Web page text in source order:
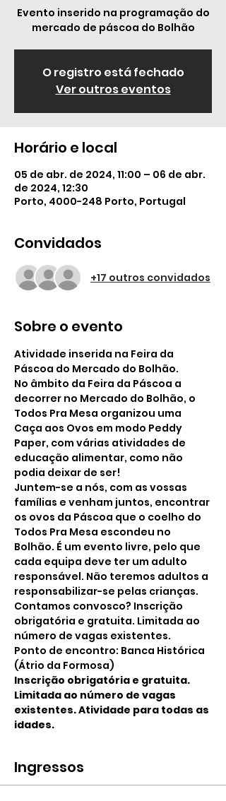
Evento inserido na programação do
mercado de páscoa do Bolhão
O registro está fechado
Ver outros eventos
Horário e local
05 de abr. de 2024, 11:00 – 06 de abr.
de 2024, 12:30
Porto, 4000-248 Porto, Portugal
Convidados
+17 outros convidados
Sobre o evento
Atividade inserida na Feira da
Páscoa do Mercado do Bolhão.
No âmbito da Feira da Páscoa a
decorrer no Mercado do Bolhão, o
Todos Pra Mesa organizou uma
Caça aos Ovos em modo Peddy
Paper, com várias atividades de
educação alimentar, como não
podia deixar de ser!
Juntem-se a nós, com as vossas
famílias e venham juntos, encontrar
os ovos da Páscoa que o coelho do
Todos Pra Mesa escondeu no
Bolhão. É um evento livre, pelo que
cada equipa deve ter um adulto
responsável. Não teremos adultos a
responsabilizar-se pelas crianças.
Contamos convosco? Inscrição
obrigatória e gratuita. Limitada ao
número de vagas existentes.
Ponto de encontro: Banca Histórica
(Átrio da Formosa)
Inscrição obrigatória e gratuita.
Limitada ao número de vagas
existentes. Atividade para todas as
idades.
Ingressos